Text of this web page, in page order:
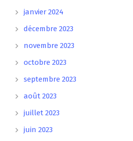
janvier 2024
décembre 2023
novembre 2023
octobre 2023
septembre 2023
août 2023
juillet 2023
juin 2023